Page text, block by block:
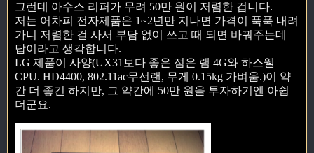
그런데 아수스 리퍼가 무려 50만 원이 저렴한 겁니다.
저는 어차피 전자제품은 1~2년만 지나면 가격이 푹푹 내려
가니 저렴한 걸 사서 부담 없이 쓰고 때 되면 바꿔주는데
답이라고 생각합니다.
LG 제품이 사양(UX31보다 좋은 점은 램 4G와 하스웰
CPU. HD4400, 802.11ac무선랜, 무게 0.15kg 가벼움.)이 약
간 더 좋긴 하지만, 그 약간에 50만 원을 투자하기엔 아쉽
더군요.